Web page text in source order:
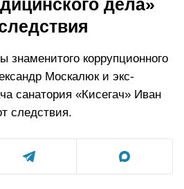
дела»
знаменитого коррупционного
Москалюк и экс-
санатория «Кисегач» Иван
следствия.